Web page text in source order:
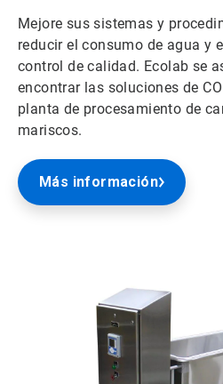
Mejore sus sistemas y
reducir el consumo de agua y
control de calidad. Ecolab se
encontrar las soluciones de
planta de procesamiento de
mariscos.
Más información